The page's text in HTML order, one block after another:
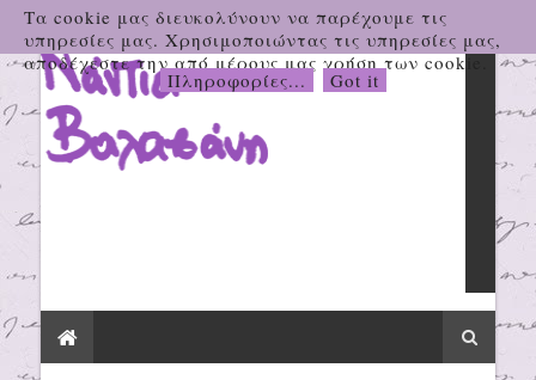
Τα cookie μας διευκολύνουν να παρέχουμε τις
υπηρεσίες μας. Χρησιμοποιώντας τις υπηρεσίες μας,
αποδέχεστε την από μέρους μας χρήση των cookie.
Πληροφορίες... Got it